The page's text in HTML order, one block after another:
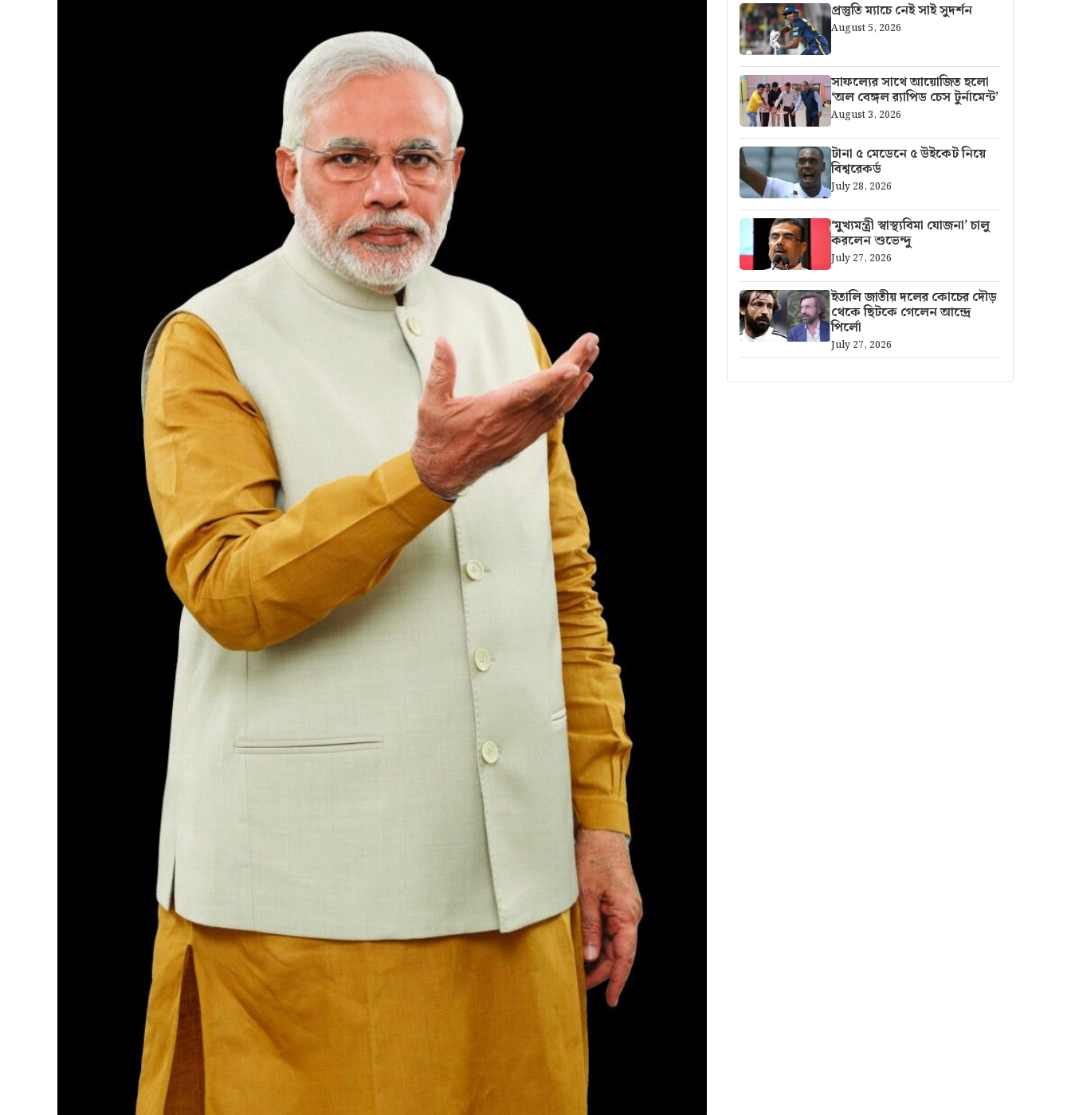
প্রস্তুতি ম্যাচে নেই সাই সুদর্শন
August 5, 2026
সাফল্যের সাথে আয়োজিত হলো
‘অল বেঙ্গল র‍্যাপিড চেস টুর্নামেন্ট’
August 3, 2026
টানা ৫ মেডেনে ৫ উইকেট নিয়ে
বিশ্বরেকর্ড
July 28, 2026
‘মুখ্যমন্ত্রী স্বাস্থ্যবিমা যোজনা’ চালু
করলেন শুভেন্দু
July 27, 2026
ইতালি জাতীয় দলের কোচের দৌড়
থেকে ছিটকে গেলেন আন্দ্রে
পির্লো
July 27, 2026